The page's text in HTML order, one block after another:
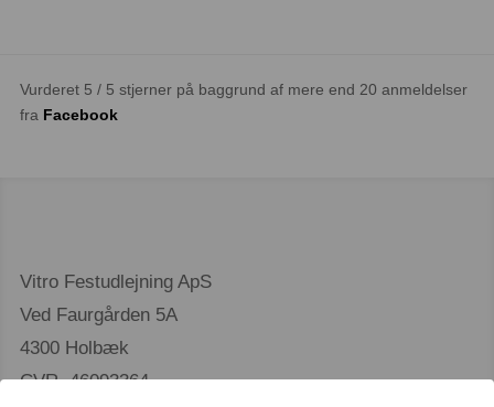
Vurderet 5 / 5 stjerner på baggrund af mere end 20 anmeldelser
fra Facebook
Vitro Festudlejning ApS
Ved Faurgården 5A
4300 Holbæk
CVR. 46093364